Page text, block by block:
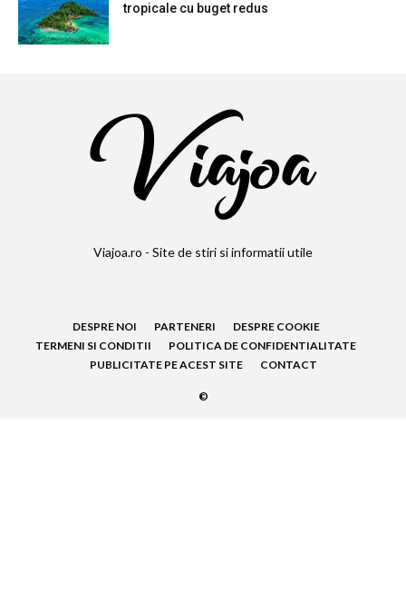
tropicale cu buget redus
Viajoa.ro - Site de stiri si informatii utile
DESPRE NOI PARTENERI
DESPRE COOKIE
TERMENI SI CONDITII
POLITICA DE CONFIDENTIALITATE
PUBLICITATE PE ACEST SITE
CONTACT
©